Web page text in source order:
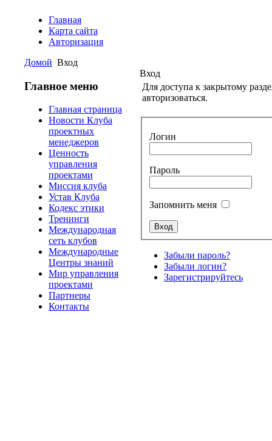
Главная
Карта сайта
Авторизация
Домой Вход
Главное меню
Главная страница
Новости Клуба
проектных
менеджеров
Ценность
управления
проектами
Миссия клуба
Устав Клуба
Кодекс этики
Тренинги
Международная
сеть клубов
Международные
Центры знаний
Мир управления
проектами
Партнеры
Контакты
Вход
Для доступа к закрытому
авторизоваться.
Логин
Пароль
Запомнить меня
Забыли пароль?
Забыли логин?
Зарегистрируйтесь